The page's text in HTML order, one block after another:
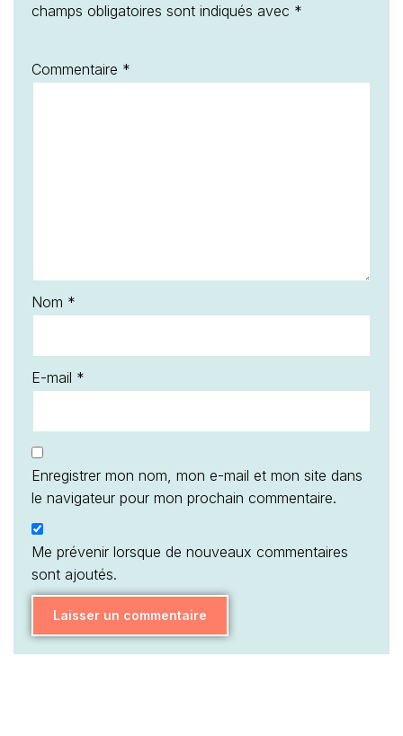
champs obligatoires sont indiqués avec *
Commentaire *
Nom *
E-mail *
Enregistrer mon nom, mon e-mail et mon site dans
le navigateur pour mon prochain commentaire.
Me prévenir lorsque de nouveaux commentaires
sont ajoutés.